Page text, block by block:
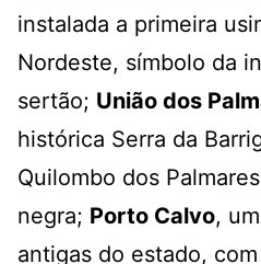
instalada a primeira
Nordeste, símbolo da
sertão; União dos
histórica Serra da
Quilombo dos
negra; Porto Calvo,
antigas do estado,